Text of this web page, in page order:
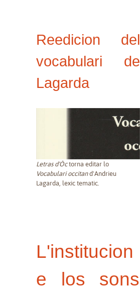
Reedicion del
vocabulari de
Lagarda
Letras d'Òctorna editar lo
Vocabulari occitand'Andrieu
Lagarda, lexic tematic.
L'institucion
e los sons